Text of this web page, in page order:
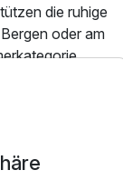
die ruhige
oder am
für Ihre